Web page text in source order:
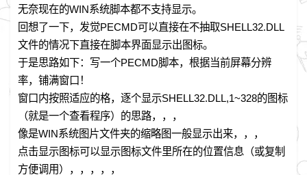
无奈现在的WIN系统脚本都不支持显示。
回想了一下，发觉PECMD可以直接在不抽取SHELL32.DLL
文件的情况下直接在脚本界面显示出图标。
于是思路如下：写一个PECMD脚本，根据当前屏幕分辨
率，铺满窗口！
窗口内按照适应的格，逐个显示SHELL32.DLL,1~328的图标
（就是一个查看程序）的思路，，，
像是WIN系统图片文件夹的缩略图一般显示出来，，，
点击显示图标可以显示图标文件里所在的位置信息（或复制
方便调用），，，，，